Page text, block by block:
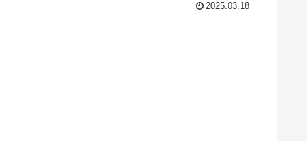
2025.03.18